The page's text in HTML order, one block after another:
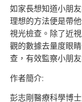
如家長想知道小朋
理想的方法便是帶
視光檢查。除了近
觀的數據去量度眼
查，有效監察小朋
作者簡介:
彭志剛醫療科學博